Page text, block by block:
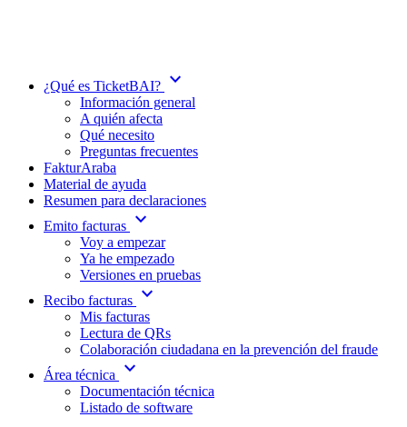
¿Qué es TicketBAI? expand_more
Información general
A quién afecta
Qué necesito
Preguntas frecuentes
FakturAraba
Material de ayuda
Resumen para declaraciones
Emito facturas expand_more
Voy a empezar
Ya he empezado
Versiones en pruebas
Recibo facturas expand_more
Mis facturas
Lectura de QRs
Colaboración ciudadana en la prevención del fraude
Área técnica
expand_more
Documentación técnica
Listado de software